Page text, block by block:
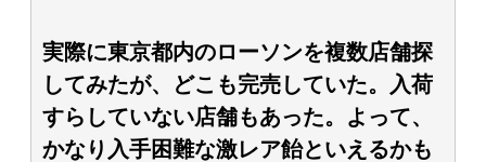
実際に東京都内のローソンを複数店舗探
してみたが、どこも完売していた。入荷
すらしていない店舗もあった。よって、
かなり入手困難な激レア飴といえるかも